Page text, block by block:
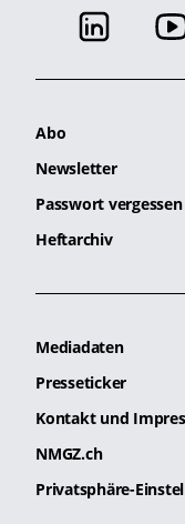
Abo
Newsletter
Passwort vergessen
Heftarchiv
Mediadaten
Presseticker
Kontakt und
NMGZ.ch
Privatsphäre-